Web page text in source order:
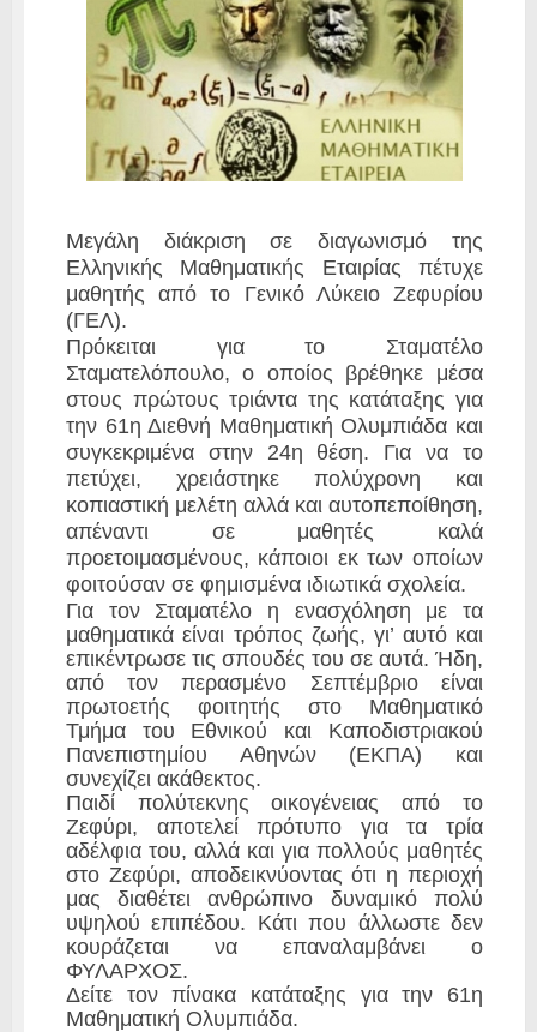
Μεγάλη διάκριση σε διαγωνισμό της
Ελληνικής Μαθηματικής Εταιρίας πέτυχε
μαθητής από το Γενικό Λύκειο Ζεφυρίου
(ΓΕΛ).
Πρόκειται για το Σταματέλο
Σταματελόπουλο, ο οποίος βρέθηκε μέσα
στους πρώτους τριάντα της κατάταξης για
την 61η Διεθνή Μαθηματική Ολυμπιάδα και
συγκεκριμένα στην 24η θέση. Για να το
πετύχει, χρειάστηκε πολύχρονη και
κοπιαστική μελέτη αλλά και αυτοπεποίθηση,
απέναντι σε μαθητές καλά
προετοιμασμένους, κάποιοι εκ των οποίων
φοιτούσαν σε φημισμένα ιδιωτικά σχολεία.
Για τον Σταματέλο η ενασχόληση με τα
μαθηματικά είναι τρόπος ζωής, γι’ αυτό και
επικέντρωσε τις σπουδές του σε αυτά. Ήδη,
από τον περασμένο Σεπτέμβριο είναι
πρωτοετής φοιτητής στο Μαθηματικό
Τμήμα του Εθνικού και Καποδιστριακού
Πανεπιστημίου Αθηνών (ΕΚΠΑ) και
συνεχίζει ακάθεκτος.
Παιδί πολύτεκνης οικογένειας από το
Ζεφύρι, αποτελεί πρότυπο για τα τρία
αδέλφια του, αλλά και για πολλούς μαθητές
στο Ζεφύρι, αποδεικνύοντας ότι η περιοχή
μας διαθέτει ανθρώπινο δυναμικό πολύ
υψηλού επιπέδου. Κάτι που άλλωστε δεν
κουράζεται να επαναλαμβάνει ο
ΦΥΛΑΡΧΟΣ.
Δείτε τον πίνακα κατάταξης για την 61η
Μαθηματική Ολυμπιάδα.